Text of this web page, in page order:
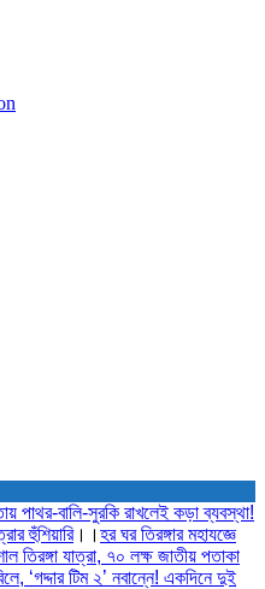
বালি-সুরকি রাখলেই কড়া ব্যবস্থা!
হুঁশিয়ারি।। হর ঘর তিরঙ্গার মহাযজ্ঞে
তিরঙ্গা যাত্রা, ৭০ লক্ষ জাতীয় পতাকা
‘গদ্দার টিম ২’ নবান্নে! একদিনে দুই